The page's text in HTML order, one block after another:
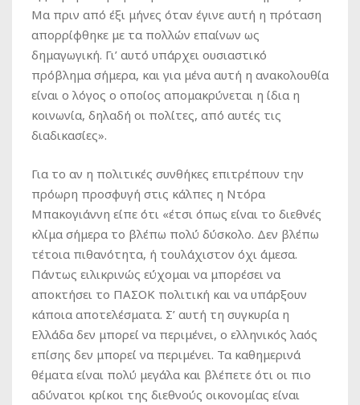
Μα πριν από έξι μήνες όταν έγινε αυτή η πρόταση
απορρίφθηκε με τα πολλών επαίνων ως
δημαγωγική. Γι’ αυτό υπάρχει ουσιαστικό
πρόβλημα σήμερα, και για μένα αυτή η ανακολουθία
είναι ο λόγος ο οποίος απομακρύνεται η ίδια η
κοινωνία, δηλαδή οι πολίτες, από αυτές τις
διαδικασίες».
Για το αν η πολιτικές συνθήκες επιτρέπουν την
πρόωρη προσφυγή στις κάλπες η Ντόρα
Μπακογιάννη είπε ότι «έτσι όπως είναι το διεθνές
κλίμα σήμερα το βλέπω πολύ δύσκολο. Δεν βλέπω
τέτοια πιθανότητα, ή τουλάχιστον όχι άμεσα.
Πάντως ειλικρινώς εύχομαι να μπορέσει να
αποκτήσει το ΠΑΣΟΚ πολιτική και να υπάρξουν
κάποια αποτελέσματα. Σ’ αυτή τη συγκυρία η
Ελλάδα δεν μπορεί να περιμένει, ο ελληνικός λαός
επίσης δεν μπορεί να περιμένει. Τα καθημερινά
θέματα είναι πολύ μεγάλα και βλέπετε ότι οι πιο
αδύνατοι κρίκοι της διεθνούς οικονομίας είναι